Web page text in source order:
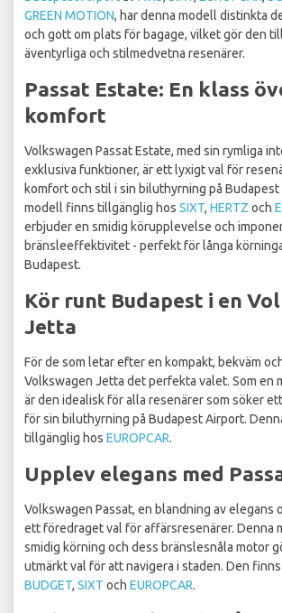
GREEN MOTION, har denna modell distinkta
och gott om plats för bagage, vilket gör den
äventyrliga och stilmedvetna resenärer.
Passat Estate: En klass
komfort
Volkswagen Passat Estate, med sin rymliga
exklusiva funktioner, är ett lyxigt val för
komfort och stil i sin biluthyrning på Budapest
modell finns tillgänglig hos SIXT, HERTZ och
erbjuder en smidig körupplevelse och
bränsleeffektivitet - perfekt för långa
Budapest.
Kör runt Budapest i en
Jetta
För de som letar efter en kompakt, bekväm
Volkswagen Jetta det perfekta valet. Som en
är den idealisk för alla resenärer som söker
för sin biluthyrning på Budapest Airport.
tillgänglig hos EUROPCAR.
Upplev elegans med
Volkswagen Passat, en blandning av elegans
ett föredraget val för affärsresenärer. Denna
smidig körning och dess bränslesnåla motor
utmärkt val för att navigera i staden. Den
BUDGET, SIXT och EUROPCAR.